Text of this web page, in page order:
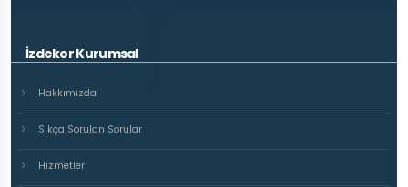
İzdekor Kurumsal
Hakkımızda
Sıkça Sorulan Sorular
Hizmetler